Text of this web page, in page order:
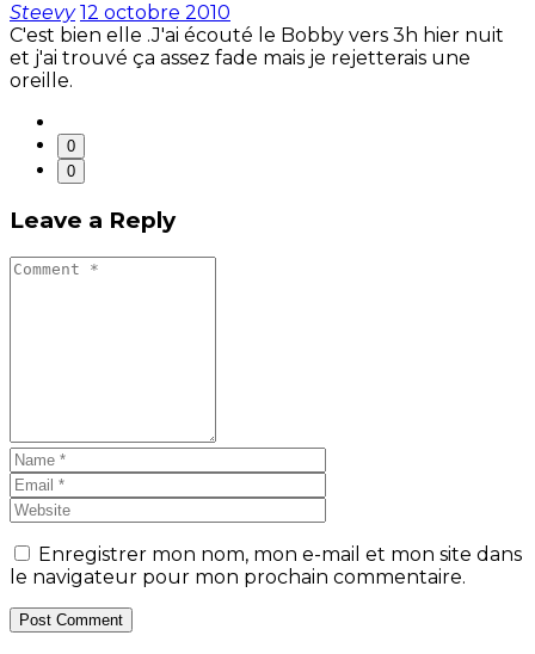
Steevy 12 octobre 2010
C'est bien elle .J'ai écouté le Bobby vers 3h hier nuit
et j'ai trouvé ça assez fade mais je rejetterais une
oreille.
0
0
Leave a Reply
Enregistrer mon nom, mon e-mail et mon site dans
le navigateur pour mon prochain commentaire.
Post Comment